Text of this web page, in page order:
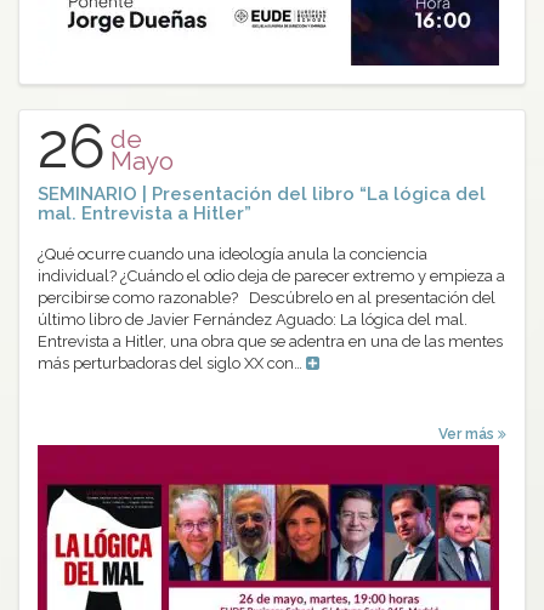
26 de
Mayo
SEMINARIO | Presentación del libro “La lógica del
mal. Entrevista a Hitler”
¿Qué ocurre cuando una ideología anula la conciencia
individual? ¿Cuándo el odio deja de parecer extremo y empieza a
percibirse como razonable? Descúbrelo en al presentación del
último libro de Javier Fernández Aguado: La lógica del mal.
Entrevista a Hitler, una obra que se adentra en una de las mentes
más perturbadoras del siglo XX con…
Ver más